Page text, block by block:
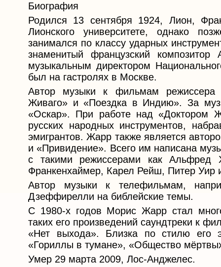
Биография
Родился 13 сентября 1924, Лион,
Лионского университете, однако
занимался по классу ударных
знаменитый французский
музыкальным директором
был на гастролях в Москве.
Автор музыки к фильмам режиссера
Живаго» и «Поездка в Индию». За
«Оскар». При работе над «Доктором
русских народных инструментов,
эмигрантов. Жарр также является
и «Привидение». Всего им написана
с такими режиссерами как Альфред
Франкенхаймер, Карел Рейш, Питер Уир
Автор музыки к телефильмам,
Дзеффирелли на библейские темы.
С 1980-х годов Морис Жарр стал
таких его произведений саундтреки к
«Нет выхода». Близка по стилю его
«Гориллы в тумане», «Общество
Умер 29 марта 2009, Лос-Анджелес.